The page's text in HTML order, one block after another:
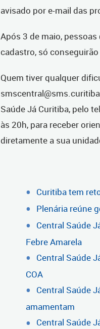
avisado por e-mail das
Após 3 de maio,
cadastro, só
Quem tiver qualquer
Saúde Já Curitiba, pelo
às 20h, para receber
diretamente a sua
Curitiba tem
Plenária reúne
Central Saúde
Febre Amarela
Central Saúde
COA
Central Saúde
amamentam
Central Saúde